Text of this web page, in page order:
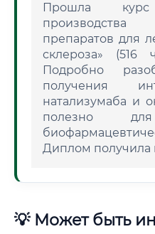
Прошла курс
производства
препаратов для
склероза» (516
Подробно
получения
натализумаба и
полезно
Диплом получила
💡 Может быть